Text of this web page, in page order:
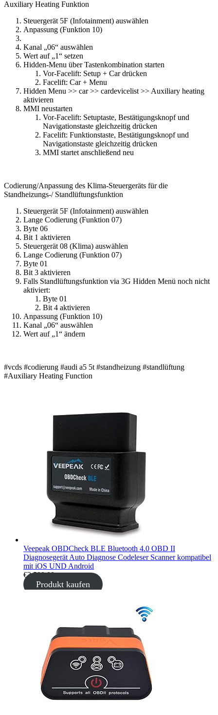
Auxiliary Heating Funktion
Steuergerät 5F (Infotainment) auswählen
Anpassung (Funktion 10)
Kanal „06“ auswählen
Wert auf „1“ setzen
Hidden-Menu über Tastenkombination starten
Vor-Facelift: Setup + Car drücken
Facelift: Car + Menu
Hidden Menu >> car >> cardevicelist >> Auxiliary heating
aktivieren
MMI neustarten
Vor-Facelift: Setuptaste, Bestätigungsknopf und
Navigationstaste gleichzeitig drücken
Facelift: Funktionstaste, Bestätigungsknopf und
Navigationstaste gleichzeitig drücken
MMI startet anschließend neu
Codierung/Anpassung des Klima-Steuergeräts für die
Standheizungs-/ Standlüftungsfunktion
Steuergerät 5F (Infotainment) auswählen
Lange Codierung (Funktion 07)
Byte 06
Bit 1 aktivieren
Steuergerät 08 (Klima) auswählen
Lange Codierung (Funktion 07)
Byte 01
Bit 3 aktivieren
Falls Standlüftungsfunktion via 3G Hidden Menü noch nicht
aktiviert:
Byte 01
Bit 4 aktivieren
Anpassung (Funktion 10)
Kanal „06“ auswählen
Wert auf „1“ ändern
#vcds #codierung #audi a5 5t #standheizung #standlüftung
#Auxiliary Heating Function
Veepeak OBDCheck BLE Bluetooth 4.0 OBD II
Diagnosegerät Auto Diagnose Codeleser Scanner kompatibel
mit iOS UND Android
€3.599,00
Produkt kaufen